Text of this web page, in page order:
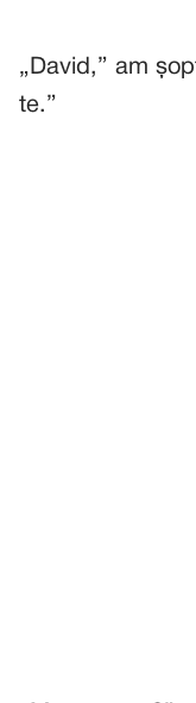
„David,” am
te.”